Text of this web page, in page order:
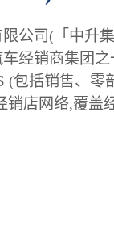
公司(「中升
经销商集团
(包括销售、零
销店网络,覆盖